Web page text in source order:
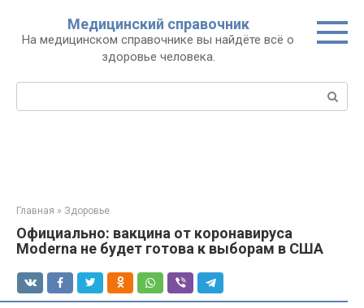
контенту
Медицинский справочник
На медицинском справочнике вы найдёте всё о
здоровье человека.
Главная » Здоровье
Официально: вакцина от коронавируса
Moderna не будет готова к выборам в США